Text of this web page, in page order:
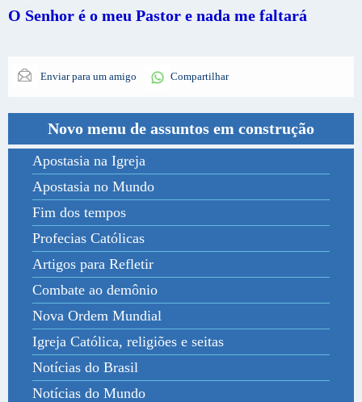
O Senhor é o meu Pastor e nada me faltará
Enviar para um amigo Compartilhar
Novo menu de assuntos em construção
Apostasia na Igreja
Apostasia no Mundo
Fim dos tempos
Profecias Católicas
Artigos para Refletir
Combate ao demônio
Nova Ordem Mundial
Igreja Católica, religiões e seitas
Notícias do Brasil
Notícias do Mundo